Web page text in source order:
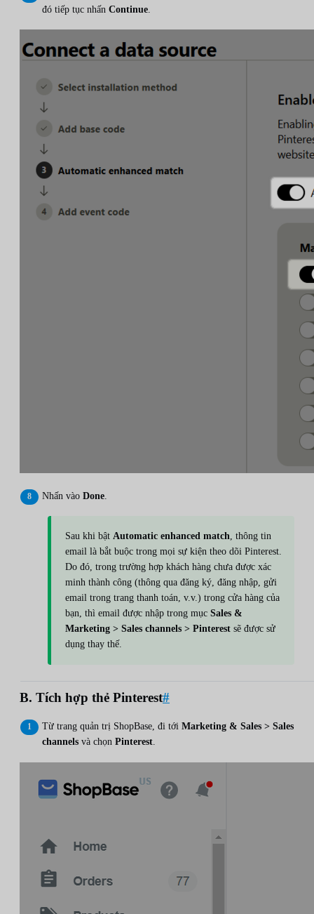
đó tiếp tục nhấn Continue
Nhấn vào Done
Sau khi bật Automatic enhanced match, thông tin
email là bắt buộc trong mọi sự kiện theo dõi Pinterest.
Do đó, trong trường hợp khách hàng chưa được xác
minh thành công (thông qua đăng ký, đăng nhập, gửi
email trong trang thanh toán, v.v.) trong cửa hàng của
bạn, thì email được nhập trong mục Sales &
Marketing > Sales channels > Pinterest sẽ được sử
dụng thay thế.
B. Tích hợp thẻ Pinterest#
Từ trang quản trị ShopBase, đi tới Marketing & Sales > Sales
channels và chọn Pinterest.